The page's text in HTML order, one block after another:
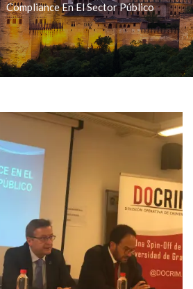
Compliance En El Sector Público